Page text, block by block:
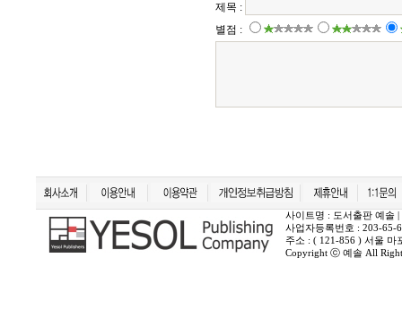
사이트명 : 도서출판 예솔
사업자등록번호 : 203-65-
주소 : ( 121-856 ) 서울 마
Copyright ⓒ 예솔 All